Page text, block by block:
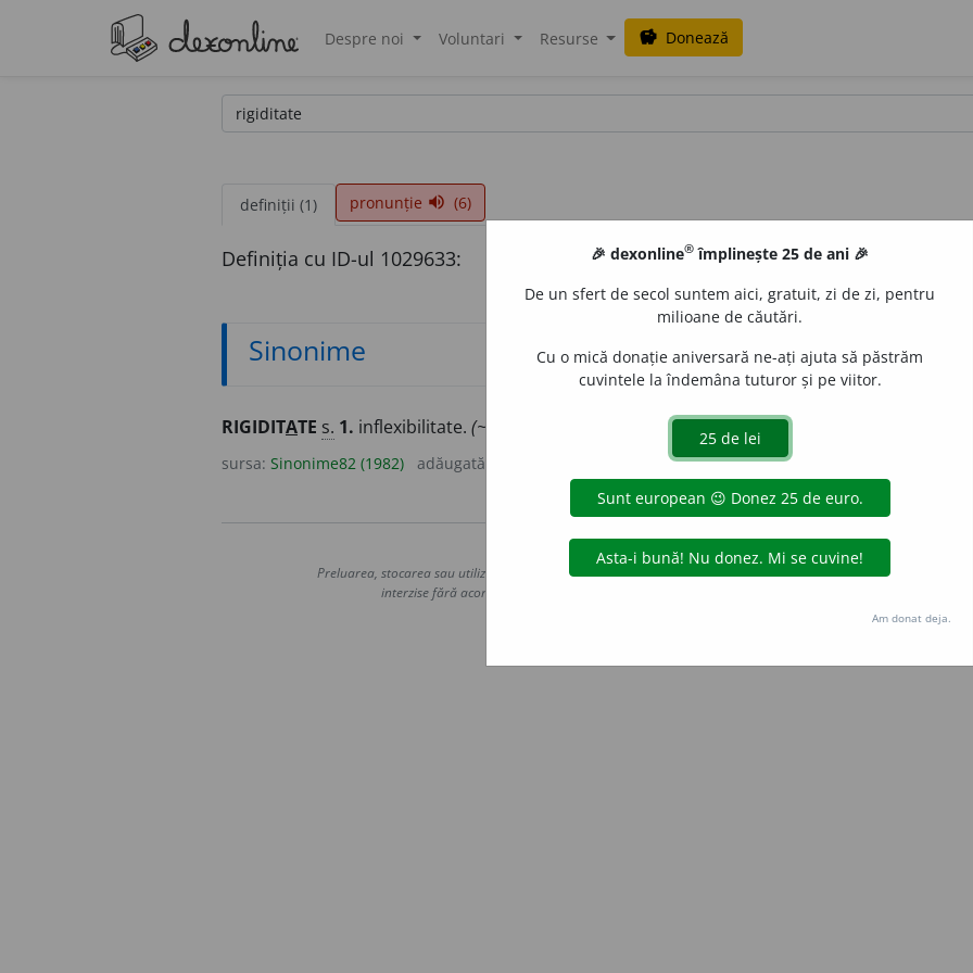
Despre noi Voluntari Resurse savings Donează
definiții (1) pronunție volume_up (6)
Definiția cu ID-ul 1029633:
Sinonime
RIGIDITATE s. 1. inflexibilitate. (~ unei bare.) fixitate, imobilitate, înțepeneală.
sursa: Sinonime82 (1982) adăugată de acțiuni
Copyright © 2004-2026 dexonline (https://dexonline.ro)
Preluarea, stocarea sau utilizarea datelor de pe acest site, inclusiv prin orice metode de extragere automată
interzise fără acordul nostru prealabil scris, cu excepția seturilor de date oferite oficial spre utilizare
Hosterion
🎉 dexonline® împlinește 25 de ani 🎉
De un sfert de secol suntem aici, gratuit, zi de zi, pentru
milioane de căutări.
Cu o mică donație aniversară ne-ați ajuta să păstrăm
cuvintele la îndemâna tuturor și pe viitor.
Am donat deja.